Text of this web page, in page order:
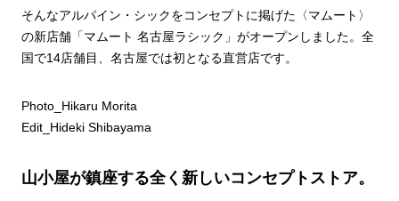
そんなアルパイン・シックをコンセプトに掲げた〈マムート〉
の新店舗「マムート 名古屋ラシック」がオープンしました。全
国で14店舗目、名古屋では初となる直営店です。
Photo_Hikaru Morita
Edit_Hideki Shibayama
山小屋が鎮座する全く新しいコンセプトストア。